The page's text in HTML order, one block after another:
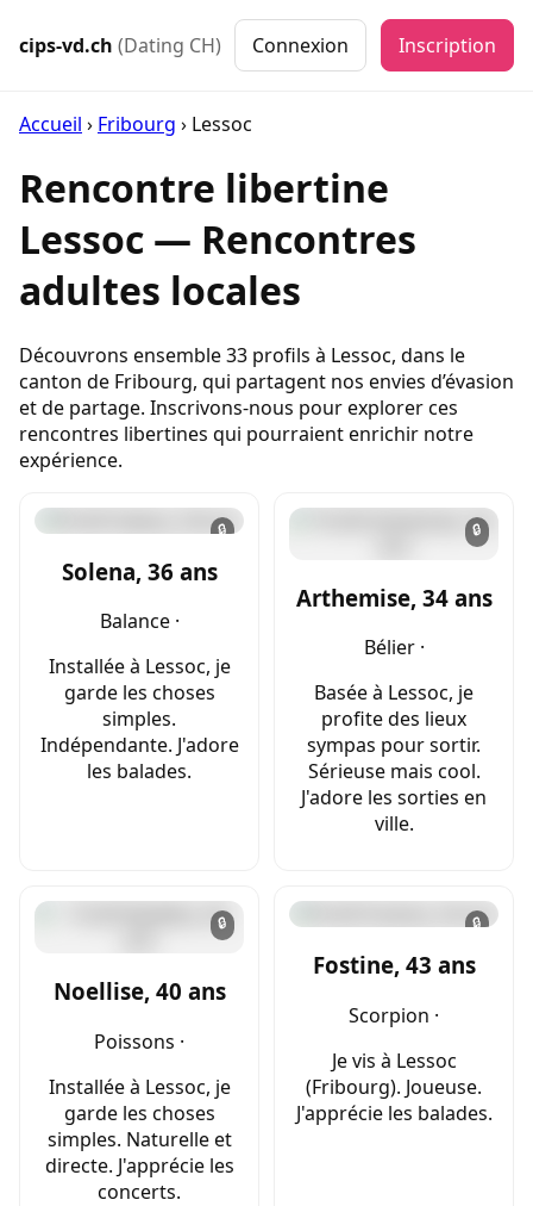
cips-vd.ch (Dating CH) Connexion Inscription
Accueil › Fribourg › Lessoc
Rencontre libertine
Lessoc — Rencontres
adultes locales
Découvrons ensemble 33 profils à Lessoc, dans le
canton de Fribourg, qui partagent nos envies d’évasion
et de partage. Inscrivons-nous pour explorer ces
rencontres libertines qui pourraient enrichir notre
expérience.
🔒
Solena, 36 ans
Balance ·
Installée à Lessoc, je
garde les choses
simples.
Indépendante. J'adore
les balades.
🔒
Arthemise, 34 ans
Bélier ·
Basée à Lessoc, je
profite des lieux
sympas pour sortir.
Sérieuse mais cool.
J'adore les sorties en
ville.
🔒
Noellise, 40 ans
Poissons ·
Installée à Lessoc, je
garde les choses
simples. Naturelle et
directe. J'apprécie les
concerts.
🔒
Fostine, 43 ans
Scorpion ·
Je vis à Lessoc
(Fribourg). Joueuse.
J'apprécie les balades.